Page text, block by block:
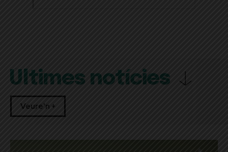
Últimes notícies
Veure'n +